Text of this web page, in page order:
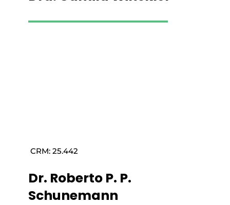
CRM: 25.442
Dr. Roberto P. P.
Schunemann